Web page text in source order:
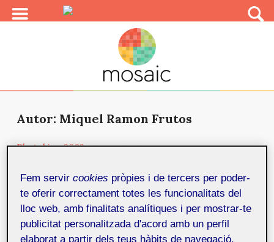
Autor: Miquel Ramon Frutos
Photokina 2002 1 de novembre de 2002
(Alemania) Photokina 2002, la feria bianual sobre la
industria fotográfica más importante de Europa y una
de las más importantes a nivel mundial. Es evidente
que un evento tan importante y con una repercusión a
nivel mundial, siempre va acompañado de la
Fem servircookies pròpies i de tercers per poder-
te oferir correctament totes les funcionalitats del
lloc web, amb finalitats analítiques i per mostrar-te
publicitat personalitzada d'acord amb un perfil
elaborat a partir dels teus hàbits de navegació.